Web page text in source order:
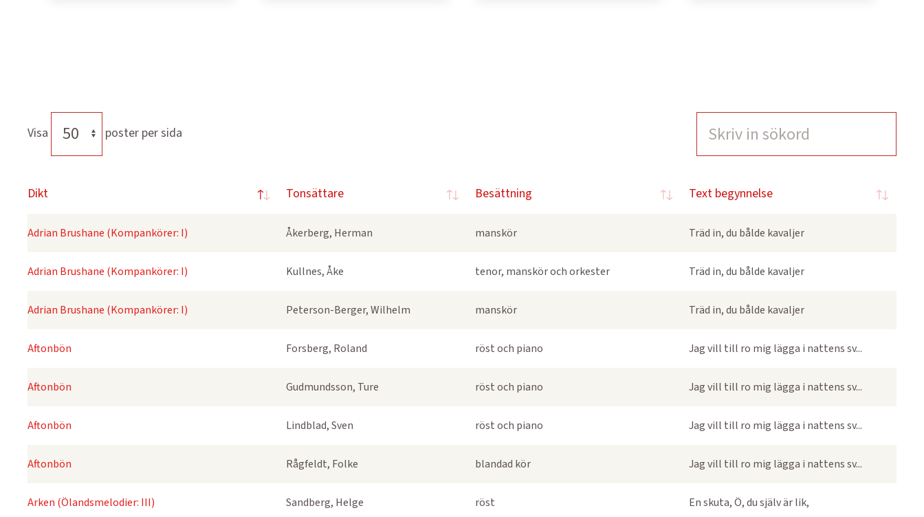
Visa poster per sida
Dikt Tonsättare Besättning Text begynnelse
Adrian Brushane (Kompankörer: I) Åkerberg, Herman manskör Träd in, du bålde kavaljer
Adrian Brushane (Kompankörer: I) Kullnes, Åke tenor, manskör och orkester Träd in, du bålde kavaljer
Adrian Brushane (Kompankörer: I) Peterson-Berger, Wilhelm manskör Träd in, du bålde kavaljer
Aftonbön Forsberg, Roland röst och piano Jag vill till ro mig lägga i nattens sv...
Aftonbön Gudmundsson, Ture röst och piano Jag vill till ro mig lägga i nattens sv...
Aftonbön Lindblad, Sven röst och piano Jag vill till ro mig lägga i nattens sv...
Aftonbön Rågfeldt, Folke blandad kör Jag vill till ro mig lägga i nattens sv...
Arken (Ölandsmelodier: III) Sandberg, Helge röst En skuta, Ö, du själv är lik,